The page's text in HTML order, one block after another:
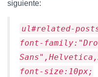
siguiente:
ul#related-
font-
font-size:10px;